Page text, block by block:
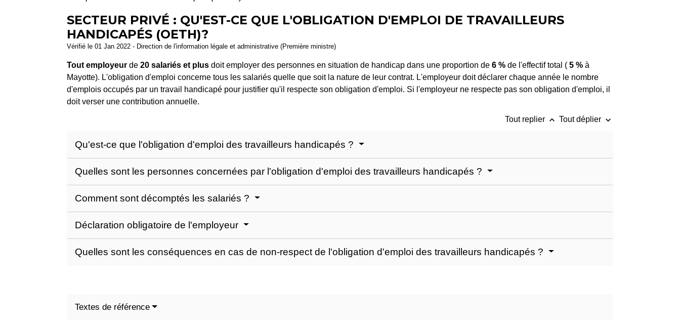
SECTEUR PRIVÉ : QU'EST-CE QUE L'OBLIGATION D'EMPLOI DE TRAVAILLEURS
HANDICAPÉS (OETH)?
Vérifié le 01 Jan 2022 - Direction de l'information légale et administrative (Première ministre)
Tout employeur de 20 salariés et plus doit employer des personnes en situation de handicap dans une proportion de 6 % de l'effectif total ( 5 % à
Mayotte). L'obligation d'emploi concerne tous les salariés quelle que soit la nature de leur contrat. L'employeur doit déclarer chaque année le nombre
d'emplois occupés par un travail handicapé pour justifier qu'il respecte son obligation d'emploi. Si l'employeur ne respecte pas son obligation d'emploi, il
doit verser une contribution annuelle.
Tout replier keyboard_arrow_up Tout déplier keyboard_arrow_down
Qu'est-ce que l'obligation d'emploi des travailleurs handicapés ?
Quelles sont les personnes concernées par l'obligation d'emploi des travailleurs handicapés ?
Comment sont décomptés les salariés ?
Déclaration obligatoire de l'employeur
Quelles sont les conséquences en cas de non-respect de l'obligation d'emploi des travailleurs handicapés ?
Textes de référence